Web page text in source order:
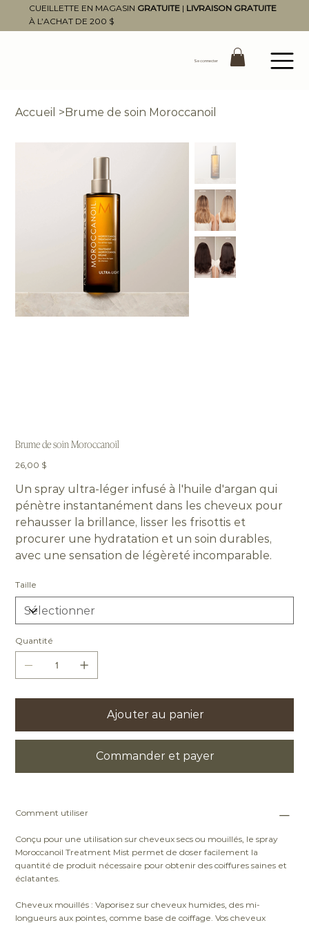
Se connecter
CUEILLETTE EN MAGASIN GRATUITE| LIVRAISON GRATUITE
À L’ACHAT DE 200 $
Accueil >Brume de soin Moroccanoil
Brume de soin Moroccanoil
Prix
26,00 $
Un spray ultra-léger infusé à l'huile d'argan qui
pénètre instantanément dans les cheveux pour
rehausser la brillance, lisser les frisottis et
procurer une hydratation et un soin durables,
avec une sensation de légèreté incomparable.
Taille
Quantité
Ajouter au panier
Commander et payer
Comment utiliser
Conçu pour une utilisation sur cheveux secs ou mouillés, le spray
Moroccanoil Treatment Mist permet de doser facilement la
quantité de produit nécessaire pour obtenir des coiffures saines et
éclatantes.
Cheveux mouillés : Vaporisez sur cheveux humides, des mi-
longueurs aux pointes, comme base de coiffage. Vos cheveux